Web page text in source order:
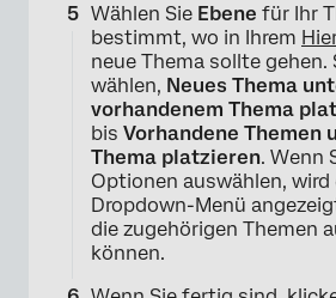
Wählen Sie Ebene für Ihr
bestimmt, wo in Ihrem
neue Thema sollte gehen.
wählen, Neues Thema
vorhandenem Thema
bis Vorhandene Themen
Thema platzieren. Wenn
Optionen auswählen, wird
Dropdown-Menü
die zugehörigen Themen
können.